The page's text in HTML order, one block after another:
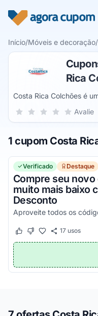
Início/Móveis e decoração/
Rica
Costa Rica Colchões é
móveis para o quarto de
jogo de cama, além de
Sua nota para Costa
5 estrelas
4 estrelas
3 estrelas
2 estrelas
1 estrela Avalie
1 cupom Costa
Verificado Destaque
Compre seu
muito mais baixo
Desconto
Este cupom funcionou
Este cupom não
17usos